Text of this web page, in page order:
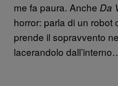
me fa paura. Anche Da
horror: parla di un robot
prende il sopravvento
lacerandolo